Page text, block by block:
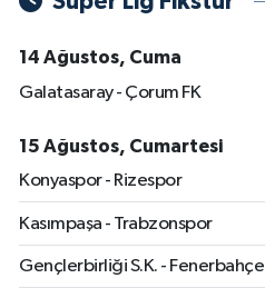
14 Ağustos, Cuma
Galatasaray - Çorum FK
15 Ağustos, Cumartesi
Konyaspor - Rizespor
Kasımpaşa - Trabzonspor
Gençlerbirliği S.K. - Fenerbahçe